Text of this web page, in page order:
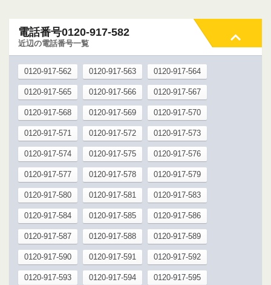
電話番号0120-917-582
近辺の電話番号一覧
0120-917-562 0120-917-563 0120-917-564
0120-917-565 0120-917-566 0120-917-567
0120-917-568 0120-917-569 0120-917-570
0120-917-571 0120-917-572 0120-917-573
0120-917-574 0120-917-575 0120-917-576
0120-917-577 0120-917-578 0120-917-579
0120-917-580 0120-917-581 0120-917-583
0120-917-584 0120-917-585 0120-917-586
0120-917-587 0120-917-588 0120-917-589
0120-917-590 0120-917-591 0120-917-592
0120-917-593 0120-917-594 0120-917-595